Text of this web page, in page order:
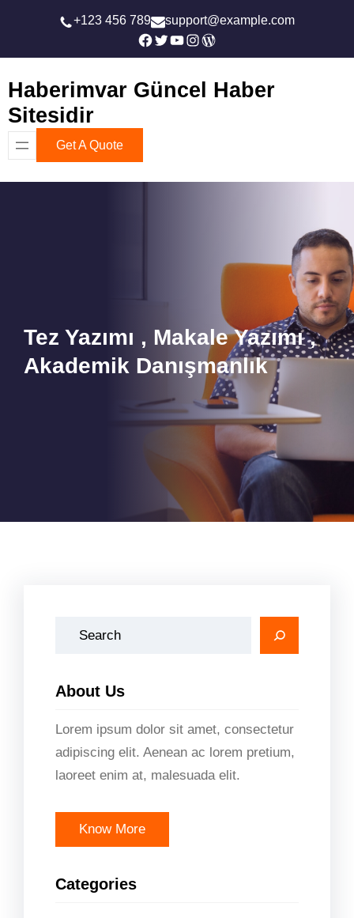
+123 456 789
support@example.com
Facebook
Twitter
YouTube
Instagram
WordPress
Haberimvar Güncel Haber
Sitesidir
Get A Quote
Tez Yazımı , Makale Yazımı ,
Akademik Danışmanlık
About Us
Lorem ipsum dolor sit amet, consectetur
adipiscing elit. Aenean ac lorem pretium,
laoreet enim at, malesuada elit.
Know More
Categories